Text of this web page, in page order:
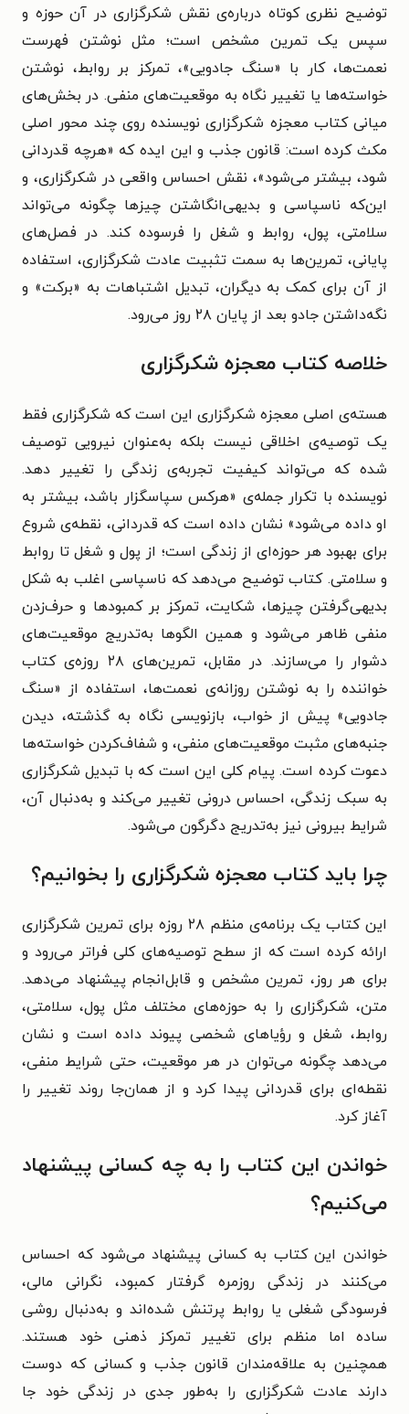
توضیح نظری کوتاه درباره‌ی نقش شکرگزاری در آن حوزه و
سپس یک تمرین مشخص است؛ مثل نوشتن فهرست
نعمت‌ها، کار با «سنگ جادویی»، تمرکز بر روابط، نوشتن
خواسته‌ها یا تغییر نگاه به موقعیت‌های منفی. در بخش‌های
میانی کتاب معجزه شکرگزاری نویسنده روی چند محور اصلی
مکث کرده است: قانون جذب و این ایده که «هرچه قدردانی
شود، بیشتر می‌شود»، نقش احساس واقعی در شکرگزاری، و
این‌که ناسپاسی و بدیهی‌انگاشتن چیزها چگونه می‌تواند
سلامتی، پول، روابط و شغل را فرسوده کند. در فصل‌های
پایانی، تمرین‌ها به سمت تثبیت عادت شکرگزاری، استفاده
از آن برای کمک به دیگران، تبدیل اشتباهات به «برکت» و
نگه‌داشتن جادو بعد از پایان ۲۸ روز می‌رود.
خلاصه کتاب معجزه شکرگزاری
هسته‌ی اصلی معجزه شکرگزاری این است که شکرگزاری فقط
یک توصیه‌ی اخلاقی نیست بلکه به‌عنوان نیرویی توصیف
شده که می‌تواند کیفیت تجربه‌ی زندگی را تغییر دهد.
نویسنده با تکرار جمله‌ی «هرکس سپاسگزار باشد، بیشتر به
او داده می‌شود» نشان داده است که قدردانی، نقطه‌ی شروع
برای بهبود هر حوزه‌ای از زندگی است؛ از پول و شغل تا روابط
و سلامتی. کتاب توضیح می‌دهد که ناسپاسی اغلب به شکل
بدیهی‌گرفتن چیزها، شکایت، تمرکز بر کمبودها و حرف‌زدن
منفی ظاهر می‌شود و همین الگوها به‌تدریج موقعیت‌های
دشوار را می‌سازند. در مقابل، تمرین‌های ۲۸ روزه‌ی کتاب
خواننده را به نوشتن روزانه‌ی نعمت‌ها، استفاده از «سنگ
جادویی» پیش از خواب، بازنویسی نگاه به گذشته، دیدن
جنبه‌های مثبت موقعیت‌های منفی، و شفاف‌کردن خواسته‌ها
دعوت کرده است. پیام کلی این است که با تبدیل شکرگزاری
به سبک زندگی، احساس درونی تغییر می‌کند و به‌دنبال آن،
شرایط بیرونی نیز به‌تدریج دگرگون می‌شود.
چرا باید کتاب معجزه شکرگزاری را بخوانیم؟
این کتاب یک برنامه‌ی منظم ۲۸ روزه برای تمرین شکرگزاری
ارائه کرده است که از سطح توصیه‌های کلی فراتر می‌رود و
برای هر روز، تمرین مشخص و قابل‌انجام پیشنهاد می‌دهد.
متن، شکرگزاری را به حوزه‌های مختلف مثل پول، سلامتی،
روابط، شغل و رؤیاهای شخصی پیوند داده است و نشان
می‌دهد چگونه می‌توان در هر موقعیت، حتی شرایط منفی،
نقطه‌ای برای قدردانی پیدا کرد و از همان‌جا روند تغییر را
آغاز کرد.
خواندن این کتاب را به چه کسانی پیشنهاد
می‌کنیم؟
خواندن این کتاب به کسانی پیشنهاد می‌شود که احساس
می‌کنند در زندگی روزمره گرفتار کمبود، نگرانی مالی،
فرسودگی شغلی یا روابط پرتنش شده‌اند و به‌دنبال روشی
ساده اما منظم برای تغییر تمرکز ذهنی خود هستند.
همچنین به علاقه‌مندان قانون جذب و کسانی که دوست
دارند عادت شکرگزاری را به‌طور جدی در زندگی خود جا